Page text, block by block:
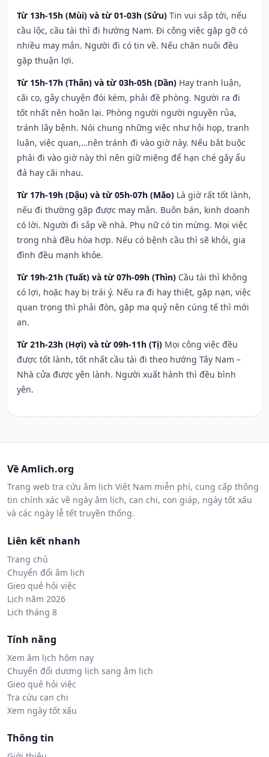
Từ 13h-15h (Mùi) và từ 01-03h (Sửu) Tin vui sắp tới, nếu
cầu lộc, cầu tài thì đi hướng Nam. Đi công việc gặp gỡ có
nhiều may mắn. Người đi có tin về. Nếu chăn nuôi đều
gặp thuận lợi.
Từ 15h-17h (Thân) và từ 03h-05h (Dần) Hay tranh luận,
cãi cọ, gây chuyện đói kém, phải đề phòng. Người ra đi
tốt nhất nên hoãn lại. Phòng người người nguyền rủa,
tránh lây bệnh. Nói chung những việc như hội họp, tranh
luận, việc quan,…nên tránh đi vào giờ này. Nếu bắt buộc
phải đi vào giờ này thì nên giữ miệng để hạn ché gây ẩu
đả hay cãi nhau.
Từ 17h-19h (Dậu) và từ 05h-07h (Mão) Là giờ rất tốt lành,
nếu đi thường gặp được may mắn. Buôn bán, kinh doanh
có lời. Người đi sắp về nhà. Phụ nữ có tin mừng. Mọi việc
trong nhà đều hòa hợp. Nếu có bệnh cầu thì sẽ khỏi, gia
đình đều mạnh khỏe.
Từ 19h-21h (Tuất) và từ 07h-09h (Thìn) Cầu tài thì không
có lợi, hoặc hay bị trái ý. Nếu ra đi hay thiệt, gặp nạn, việc
quan trọng thì phải đòn, gặp ma quỷ nên cúng tế thì mới
an.
Từ 21h-23h (Hợi) và từ 09h-11h (Tị) Mọi công việc đều
được tốt lành, tốt nhất cầu tài đi theo hướng Tây Nam –
Nhà cửa được yên lành. Người xuất hành thì đều bình
yên.
Về Amlich.org
Trang web tra cứu âm lịch Việt Nam miễn phí, cung cấp thông
tin chính xác về ngày âm lịch, can chi, con giáp, ngày tốt xấu
và các ngày lễ tết truyền thống.
Liên kết nhanh
Trang chủ
Chuyển đổi âm lịch
Gieo quẻ hỏi việc
Lịch năm 2026
Lịch tháng 8
Tính năng
Xem âm lịch hôm nay
Chuyển đổi dương lịch sang âm lịch
Gieo quẻ hỏi việc
Tra cứu can chi
Xem ngày tốt xấu
Thông tin